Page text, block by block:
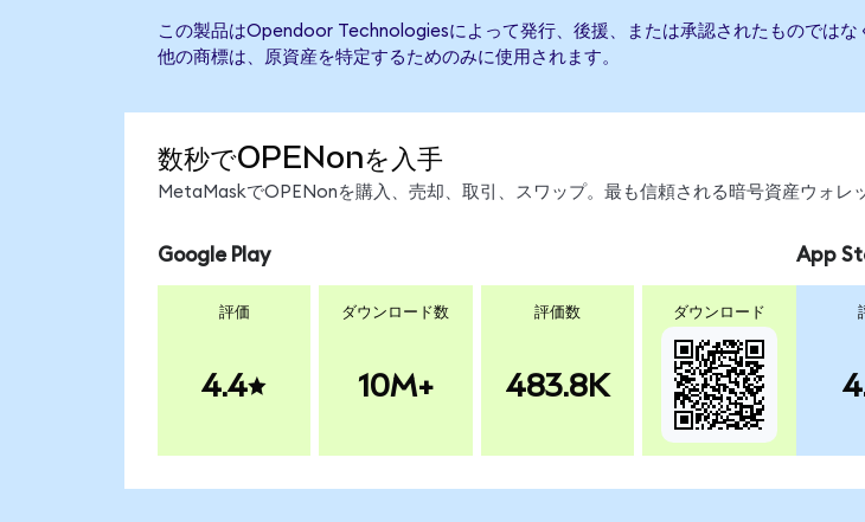
この製品はOpendoor Technologiesによって発行、後援、または承認されたものでは
他の商標は、原資産を特定するためのみに使用されます。
数秒でOPENonを入手
MetaMaskでOPENonを購入、売却、取引、スワップ。最も信頼される暗号資産ウォレッ
Google Play
評価
4.4
ダウンロード数
10M+
評価数
483.8K
ダウンロード
App